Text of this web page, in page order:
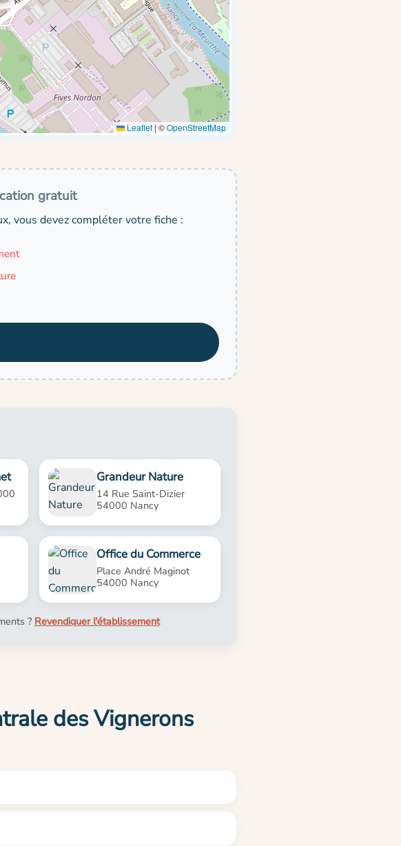
Leaflet | ©OpenStreetMap
gratuit
vous devez compléter votre fiche :
Grandeur Nature
14 Rue Saint-Dizier
54000 Nancy
Office du Commerce
Place André Maginot
54000 Nancy
? Revendiquer l'établissement
des Vignerons